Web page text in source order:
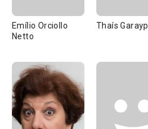
Emílio Orciollo
Netto
Thaís Garayp